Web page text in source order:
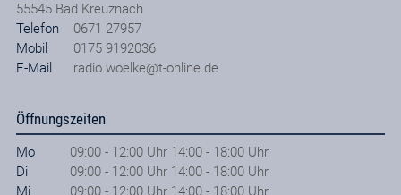
55545 Bad Kreuznach
Telefon
0671 27957
Mobil
0175 9192036
E-Mail
radio.woelke@t-online.de
Öffnungszeiten
Mo
09:00 - 12:00 Uhr 14:00 - 18:00 Uhr
Di
09:00 - 12:00 Uhr 14:00 - 18:00 Uhr
Mi
09:00 - 12:00 Uhr 14:00 - 18:00 Uhr